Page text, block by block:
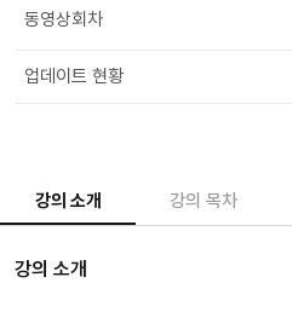
동영상회차
업데이트 현황
강의 소개 강의 목차
강의 소개